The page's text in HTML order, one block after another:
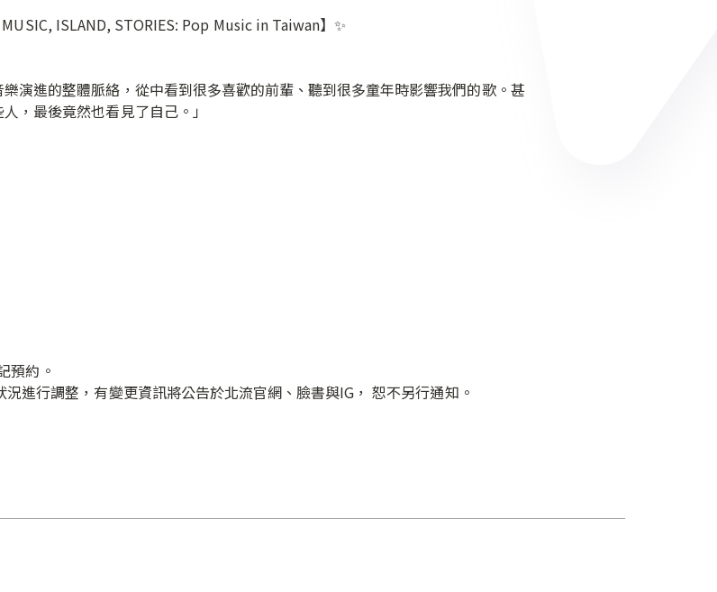
ISLAND, STORIES: Pop Music in Taiwan】✨
演進的整體脈絡，從中看到很多喜歡的前輩、聽到很多童年時影響我們的歌。甚
，最後竟然也看見了自己。」⁣⁣
預約。⁣⁣⁣⁣
進行調整，有變更資訊將公告於北流官網、臉書與IG， 恕不另行通知。⁣⁣⁣⁣